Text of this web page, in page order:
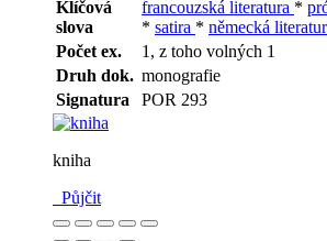
Klíčová
slova
francouzská literatura *
* satira * německá
Počet ex.
1, z toho volných 1
Druh dok. monografie
Signatura
POR 293
kniha
Půjčit